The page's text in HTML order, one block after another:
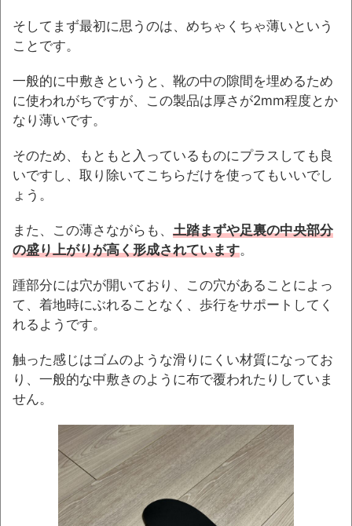
そしてまず最初に思うのは、めちゃくちゃ薄いという
ことです。
一般的に中敷きというと、靴の中の隙間を埋めるため
に使われがちですが、この製品は厚さが2mm程度とか
なり薄いです。
そのため、もともと入っているものにプラスしても良
いですし、取り除いてこちらだけを使ってもいいでし
ょう。
また、この薄さながらも、 土踏まずや足裏の中央部分
の盛り上がりが高く形成されています。
踵部分には穴が開いており、この穴があることによっ
て、着地時にぶれることなく、歩行をサポートしてく
れるようです。
触った感じはゴムのような滑りにくい材質になってお
り、一般的な中敷きのように布で覆われたりしていま
せん。